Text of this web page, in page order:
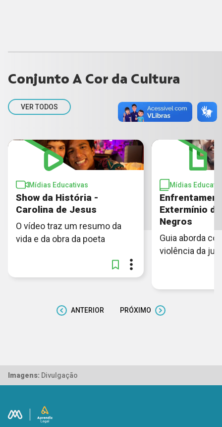
Conjunto A Cor da Cultura
VER TODOS
Mídias Educativas
Show da História -
Carolina de Jesus
O vídeo traz um resumo da
vida e da obra da poeta
Mídias
Extermínio
Negros
Guia aborda
violência da
ANTERIOR PRÓXIMO
Imagens: Divulgação